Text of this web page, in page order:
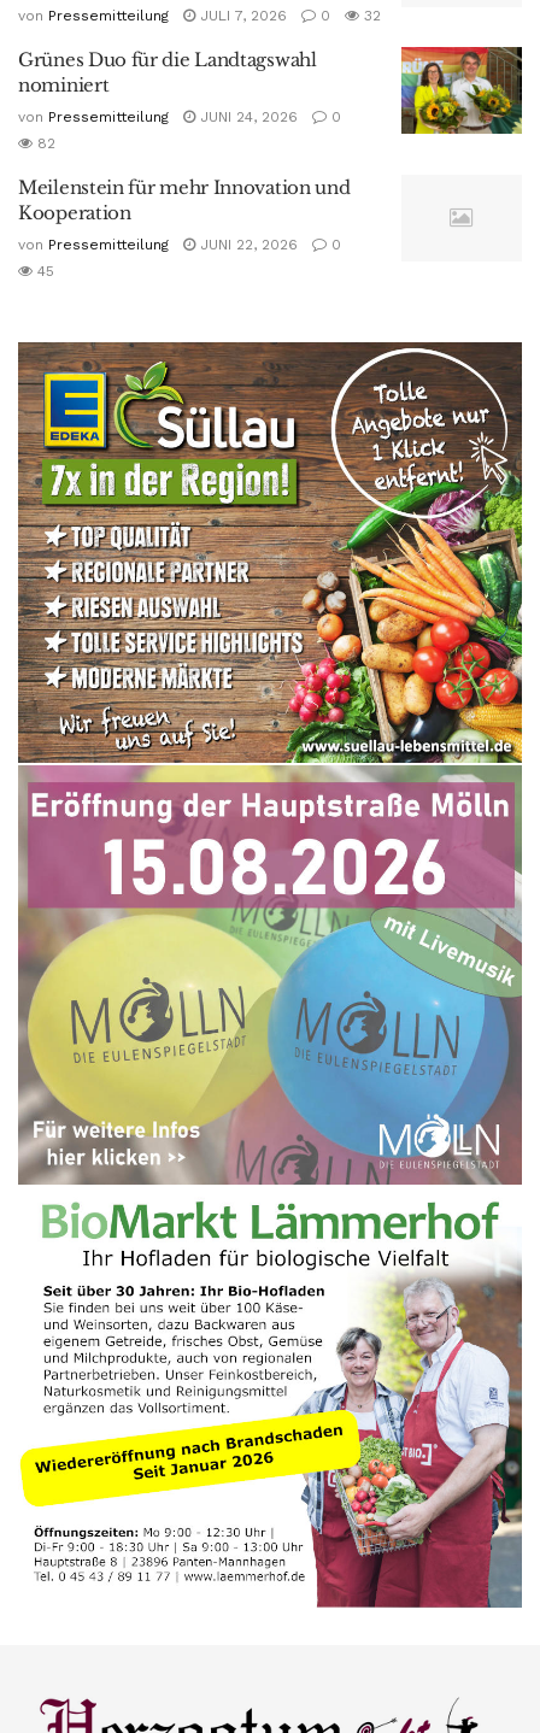
von Pressemitteilung JULI 7, 2026 0 32
Grünes Duo für die Landtagswahl
nominiert
von Pressemitteilung JUNI 24, 2026
0
82
Meilenstein für mehr Innovation und
Kooperation
von Pressemitteilung JUNI 22, 2026
0
45